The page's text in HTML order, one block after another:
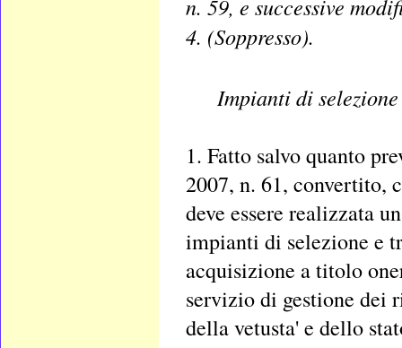
n. 59, e successive
4. (Soppresso).
Impianti di
1. Fatto salvo quanto
2007, n. 61, convertito,
deve essere realizzata
impianti di selezione e
acquisizione a titolo
servizio di gestione dei
della vetusta' e dello